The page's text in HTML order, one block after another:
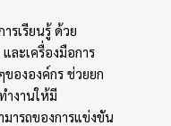
รเรียนรู้ ด้วย
ละเครื่องมือการ
ององค์กร ช่วยยก
ำงานให้มี
ารถของการแข่งขัน